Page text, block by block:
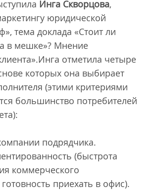
Инга Скворцова,
юридической
тема доклада «Стоит ли
в мешке»? Мнение
отметила четыре
которых она выбирает
(этими критериями
большинство потребителей
подрядчика.
(быстрота
коммерческого
приехать в офис).